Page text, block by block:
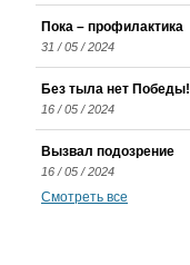
Пока – профилактика
31 / 05 / 2024
Без тыла нет Победы!
16 / 05 / 2024
Вызвал подозрение
16 / 05 / 2024
Смотреть все